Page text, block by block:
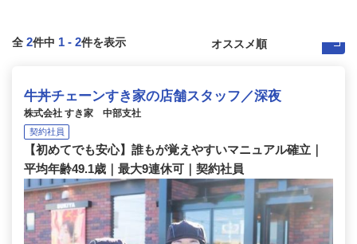
全 2件中 1 - 2件を表示
牛丼チェーンすき家の店舗スタッフ／深夜
株式会社 すき家 中部支社
契約社員
【初めてでも安心】誰もが覚えやすいマニュアル確立｜
平均年齢49.1歳｜最大9連休可｜契約社員